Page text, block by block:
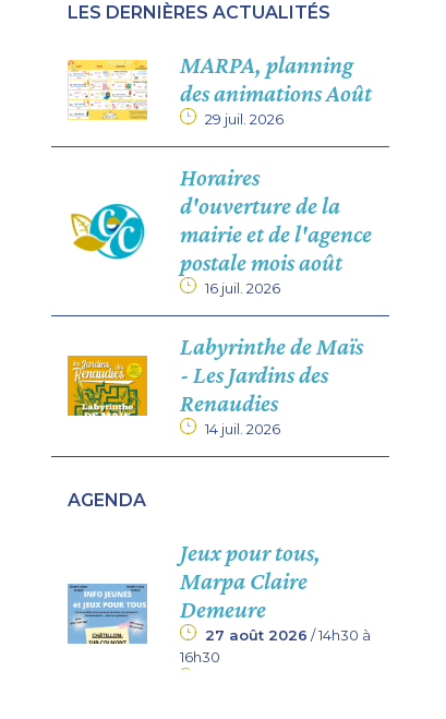
LES DERNIÈRES ACTUALITÉS
MARPA, planning
des animations Août
29 juil. 2026
Horaires
d'ouverture de la
mairie et de l'agence
postale mois août
16 juil. 2026
Labyrinthe de Maïs
- Les Jardins des
Renaudies
14 juil. 2026
AGENDA
Jeux pour tous,
Marpa Claire
Demeure
27 août 2026 / 14h30 à
16h30